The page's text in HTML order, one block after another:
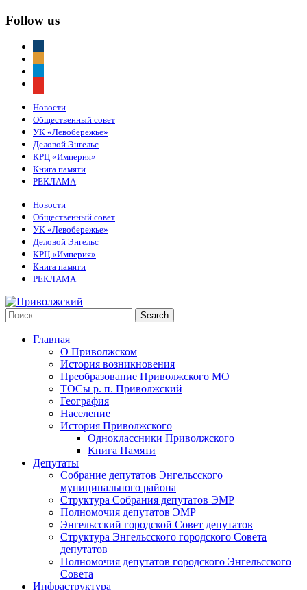
Follow us
Новости
Общественный совет
УК «Левобережье»
Деловой Энгельс
КРЦ «Империя»
Книга памяти
РЕКЛАМА
Новости
Общественный совет
УК «Левобережье»
Деловой Энгельс
КРЦ «Империя»
Книга памяти
РЕКЛАМА
Главная
О Приволжском
История возникновения
Преобразование Приволжского МО
ТОСы р. п. Приволжский
География
Население
История Приволжского
Одноклассники Приволжского
Книга Памяти
Депутаты
Собрание депутатов Энгельсского
муниципального района
Структура Собрания депутатов ЭМР
Полномочия депутатов ЭМР
Энгельсский городской Совет депутатов
Структура Энгельсского городского Совета
депутатов
Полномочия депутатов городского Энгельсского
Совета
Инфраструктура